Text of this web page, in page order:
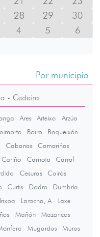
28 29
30
4 5 6
Por municipio
- Cedeira
Ares Arteixo
Arzúa
Boiro
Boqueixón
Cabanas
Camariñas
Cariño Carnota
Carral
Cesuras
Coirós
Curtis Dodro
Dumbría
Irixoa Laracha, A
Laxe
Mañón
Mazaricos
Mugardos
Muros